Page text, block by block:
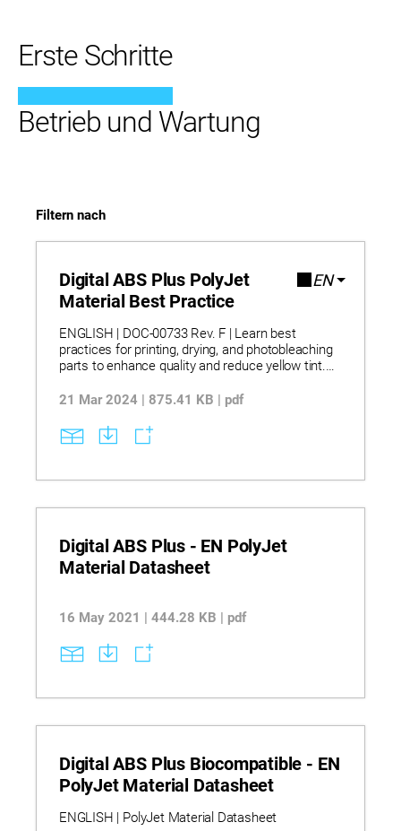
Erste Schritte
Betrieb und Wartung
Filtern nach
Digital ABS Plus PolyJet
Material Best Practice
EN
ENGLISH | DOC-00733 Rev. F | Learn best
practices for printing, drying, and photobleaching
parts to enhance quality and reduce yellow tint.
resistance and thermal stability are ideal for
applications. Explore thermal post-processing
techniques that improve heat deflection
distortion risks.
21 Mar 2024 | 875.41 KB | pdf
Digital ABS Plus - EN PolyJet
Material Datasheet
16 May 2021 | 444.28 KB | pdf
Digital ABS Plus Biocompatible - EN
PolyJet Material Datasheet
ENGLISH | PolyJet Material Datasheet